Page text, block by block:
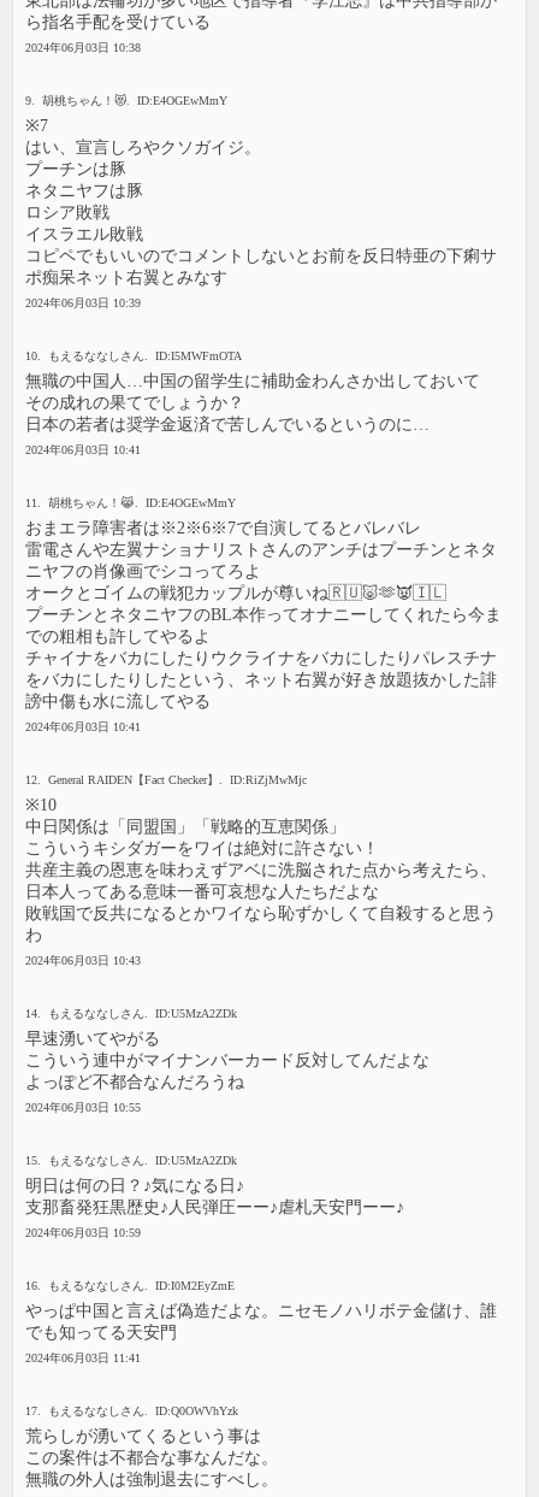
ら指名手配を受けている
2024年06月03日 10:38
9. 胡桃ちゃん！😻. ID:E4OGEwMmY
※7
はい、宣言しろやクソガイジ。
プーチンは豚
ネタニヤフは豚
ロシア敗戦
イスラエル敗戦
コピペでもいいのでコメントしないとお前を反日特亜の下痢サ
ポ痴呆ネット右翼とみなす
2024年06月03日 10:39
10. もえるななしさん. ID:I5MWFmOTA
無職の中国人…中国の留学生に補助金わんさか出しておいて
その成れの果てでしょうか？
日本の若者は奨学金返済で苦しんでいるというのに…
2024年06月03日 10:41
11. 胡桃ちゃん！😹. ID:E4OGEwMmY
おまエラ障害者は※2※6※7で自演してるとバレバレ
雷電さんや左翼ナショナリストさんのアンチはプーチンとネタ
ニヤフの肖像画でシコってろよ
オークとゴイムの戦犯カップルが尊いね🇷🇺🐷🫶👿🇮🇱
プーチンとネタニヤフのBL本作ってオナニーしてくれたら今ま
での粗相も許してやるよ
チャイナをバカにしたりウクライナをバカにしたりパレスチナ
をバカにしたりしたという、ネット右翼が好き放題抜かした誹
謗中傷も水に流してやる
2024年06月03日 10:41
12. General RAIDEN【Fact Checker】. ID:RiZjMwMjc
※10
中日関係は「同盟国」「戦略的互恵関係」
こういうキシダガーをワイは絶対に許さない！
共産主義の恩恵を味わえずアベに洗脳された点から考えたら、
日本人ってある意味一番可哀想な人たちだよな
敗戦国で反共になるとかワイなら恥ずかしくて自殺すると思う
わ
2024年06月03日 10:43
14. もえるななしさん. ID:U5MzA2ZDk
早速湧いてやがる
こういう連中がマイナンバーカード反対してんだよな
よっぽど不都合なんだろうね
2024年06月03日 10:55
15. もえるななしさん. ID:U5MzA2ZDk
明日は何の日？♪気になる日♪
支那畜発狂黒歴史♪人民弾圧ーー♪虐札天安門ーー♪
2024年06月03日 10:59
16. もえるななしさん. ID:I0M2EyZmE
やっぱ中国と言えば偽造だよな。ニセモノハリボテ金儲け、誰
でも知ってる天安門
2024年06月03日 11:41
17. もえるななしさん. ID:Q0OWVhYzk
荒らしが湧いてくるという事は
この案件は不都合な事なんだな。
無職の外人は強制退去にすべし。